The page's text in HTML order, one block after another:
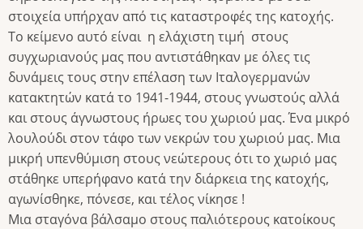
στοιχεία υπήρχαν από τις καταστροφές της κατοχής.
Το κείμενο αυτό είναι η ελάχιστη τιμή στους
συγχωριανούς μας που αντιστάθηκαν με όλες τις
δυνάμεις τους στην επέλαση των Ιταλογερμανών
κατακτητών κατά το 1941-1944, στους γνωστούς αλλά
και στους άγνωστους ήρωες του χωριού μας. Ένα μικρό
λουλούδι στον τάφο των νεκρών του χωριού μας. Μια
μικρή υπενθύμιση στους νεώτερους ότι το χωριό μας
στάθηκε υπερήφανο κατά την διάρκεια της κατοχής,
αγωνίσθηκε, πόνεσε, και τέλος νίκησε !
Μια σταγόνα βάλσαμο στους παλιότερους κατοίκους